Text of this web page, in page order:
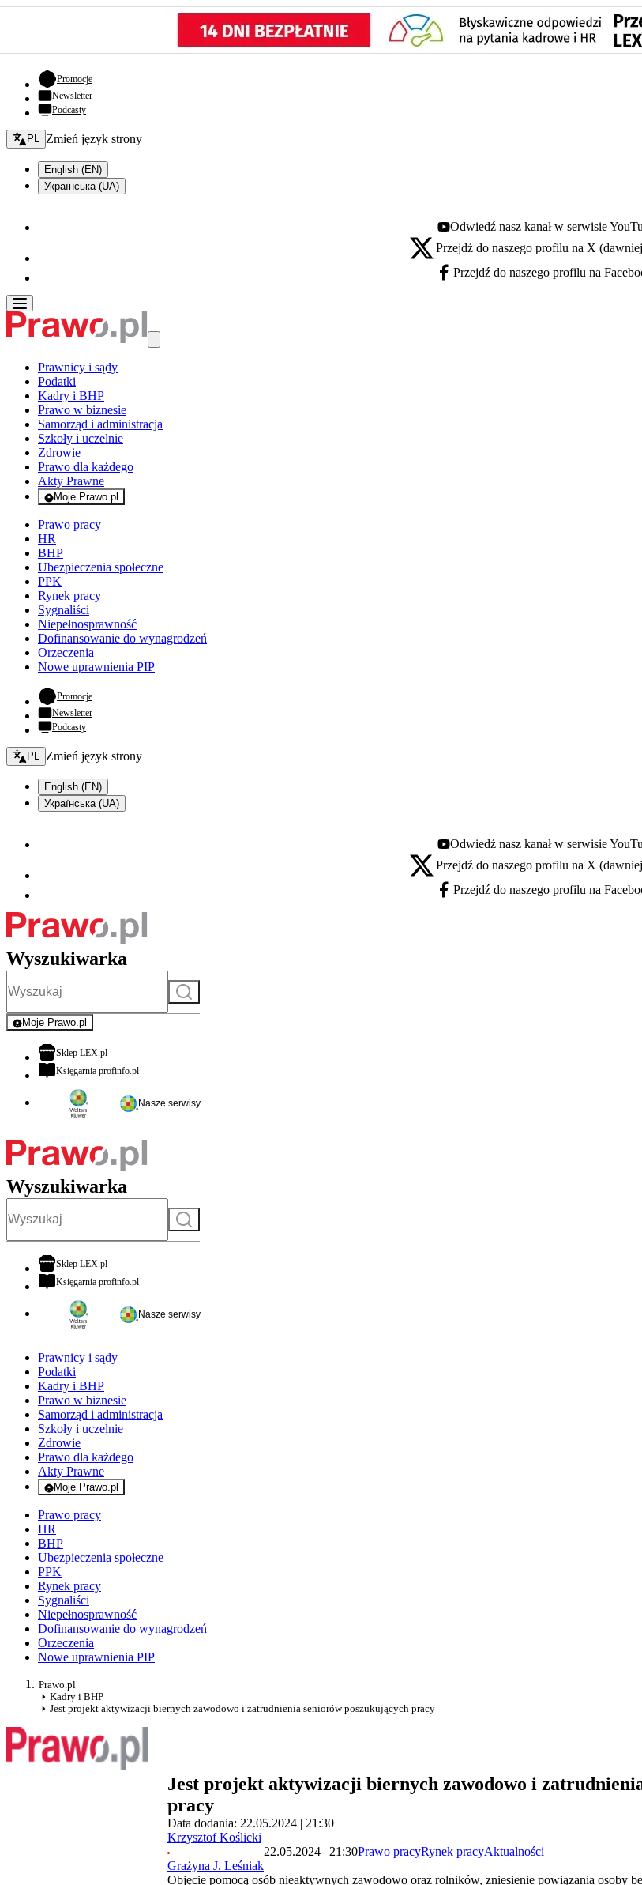
Promocje- otwiera się w nowej karcie
Newsletter
Podcasty
Zmień język - bieżący:
PL Zmień język strony
English (EN)
Українська (UA)
Youtube - otwiera się w nowej karcie
Odwiedź nasz kanał w serwisie
X - otwiera się w nowej karcie
Przejdź do naszego profilu na X
Facebook - otwiera się w nowej karcie
Przejdź do naszego profilu na
Prawnicy i sądy
Podatki
Kadry i BHP
Prawo w biznesie
Samorząd i administracja
Szkoły i uczelnie
Zdrowie
Prawo dla każdego
Akty Prawne
Moje Prawo.pl
- rejestracja i logowanie do serwisu
Prawo pracy
HR
BHP
Ubezpieczenia społeczne
PPK
Rynek pracy
Sygnaliści
Niepełnosprawność
Dofinansowanie do wynagrodzeń
Orzeczenia
Nowe uprawnienia PIP
Promocje- otwiera się w nowej karcie
Newsletter
Podcasty
Zmień język - bieżący:
PL Zmień język strony
English (EN)
Українська (UA)
Youtube - otwiera się w nowej karcie
Odwiedź nasz kanał w serwisie
X - otwiera się w nowej karcie
Przejdź do naszego profilu na X
Facebook - otwiera się w nowej karcie
Przejdź do naszego profilu na
Wyszukiwarka
Szukaj
Moje Prawo.pl
- rejestracja i logowanie do serwisu
Sklep LEX.plotwiera się w nowej karcie
Księgarnia profinfo.plotwiera się w nowej karcie
Nasze serwisy
Wyszukiwarka
Szukaj
Sklep LEX.plotwiera się w nowej karcie
Księgarnia profinfo.plotwiera się w nowej karcie
Nasze serwisy
Prawnicy i sądy
Podatki
Kadry i BHP
Prawo w biznesie
Samorząd i administracja
Szkoły i uczelnie
Zdrowie
Prawo dla każdego
Akty Prawne
Moje Prawo.pl
- rejestracja i logowanie do serwisu
Prawo pracy
HR
BHP
Ubezpieczenia społeczne
PPK
Rynek pracy
Sygnaliści
Niepełnosprawność
Dofinansowanie do wynagrodzeń
Orzeczenia
Nowe uprawnienia PIP
Prawo.pl
Kadry i BHP
Jest projekt aktywizacji biernych zawodowo i zatrudnienia seniorów poszukujących pracy
Jest projekt aktywizacji biernych zawodowo i
pracy
Data dodania: 22.05.2024 | 21:30
Krzysztof Koślicki
Grażyna J. Leśniak
22.05.2024 | 21:30Prawo pracyRynek pracyAktualności
Objęcie pomocą osób nieaktywnych zawodowo oraz rolników, zniesienie powiązania osoby